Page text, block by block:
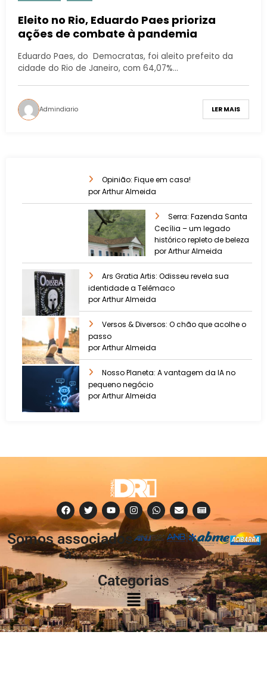
Eleito no Rio, Eduardo Paes prioriza
ações de combate à pandemia
Eduardo Paes, do Democratas, foi aleito prefeito da
cidade do Rio de Janeiro, com 64,07%…
Admindiario LER MAIS
Opinião: Fique em casa!
por Arthur Almeida
Serra: Fazenda Santa
Cecília – um legado
histórico repleto de beleza
por Arthur Almeida
Ars Gratia Artis: Odisseu revela sua
identidade a Telêmaco
por Arthur Almeida
Versos & Diversos: O chão que acolhe o
passo
por Arthur Almeida
Nosso Planeta: A vantagem da IA no
pequeno negócio
por Arthur Almeida
Somos associados
à:
Categorias